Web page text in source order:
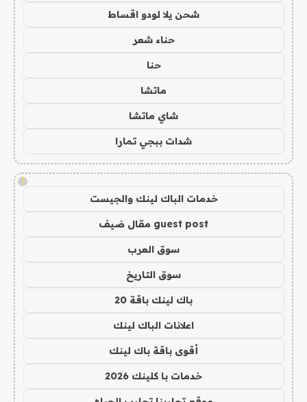
شحن يلا لودو اقساط
حناء شعر
حنا
ماتشا
شاي ماتشا
شدات ببجي تمارا
!
خدمات الباك لينك والجيست
guest post مقال ضيف
سوق العرب
سوق التاريخ
باك لينك باقة 20
اعلانات الباك لينك
أقوى باقة باك لينك
خدمات با كلينك 2026